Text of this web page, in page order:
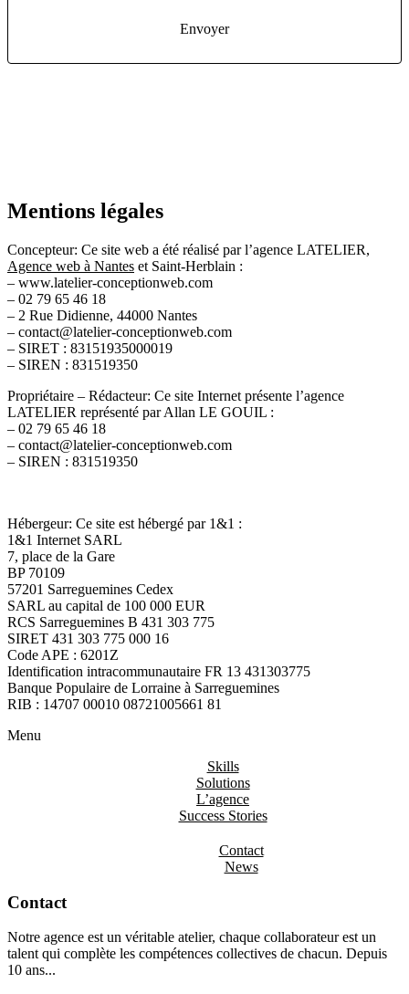
Mentions légales
Concepteur: Ce site web a été réalisé par l’agence LATELIER,
Agence web à Nantes et Saint-Herblain :
– www.latelier-conceptionweb.com
– 02 79 65 46 18
– 2 Rue Didienne, 44000 Nantes
– contact@latelier-conceptionweb.com
– SIRET : 83151935000019
– SIREN : 831519350
Propriétaire – Rédacteur: Ce site Internet présente l’agence
LATELIER représenté par Allan LE GOUIL :
– 02 79 65 46 18
– contact@latelier-conceptionweb.com
– SIREN : 831519350
Hébergeur: Ce site est hébergé par 1&1 :
1&1 Internet SARL
7, place de la Gare
BP 70109
57201 Sarreguemines Cedex
SARL au capital de 100 000 EUR
RCS Sarreguemines B 431 303 775
SIRET 431 303 775 000 16
Code APE : 6201Z
Identification intracommunautaire FR 13 431303775
Banque Populaire de Lorraine à Sarreguemines
RIB : 14707 00010 08721005661 81
Menu
Skills
Solutions
L’agence
Success Stories
Contact
News
Contact
Notre agence est un véritable atelier, chaque collaborateur est un
talent qui complète les compétences collectives de chacun. Depuis
10 ans...